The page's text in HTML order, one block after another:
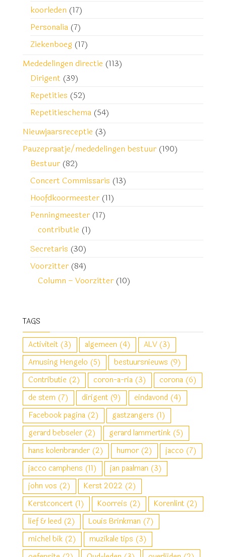
koorleden (17)
Personalia (7)
Ziekenboeg (17)
Mededelingen directie (113)
Dirigent (39)
Repetities (52)
Repetitieschema (54)
Nieuwjaarsreceptie (3)
Pauzepraatje/mededelingen bestuur (190)
Bestuur (82)
Concert Commissaris (13)
Hoofdkoormeester (11)
Penningmeester (17)
contributie (1)
Secretaris (30)
Voorzitter (84)
Column – Voorzitter (10)
TAGS
Activiteit (3) algemeen (4) ALV(3)
Amusing Hengelo (5) bestuursnieuws (9)
Contributie (2) coron-a-ria (3) corona (6)
de stem (7) dirigent (9) eindavond (4)
Facebook pagina (2) gastzangers (1)
gerard bebseler (2) gerard lammertink (5)
hans kolenbrander (2) humor (2) jacco (7)
jacco camphens (11) jan paalman (3)
john vos (2) Kerst 2022 (2)
Kerstconcert (1) Koorreis (2) Korenlint (2)
lief & leed (2) Louis Brinkman (7)
michel bik (2) muzikale tips (3)